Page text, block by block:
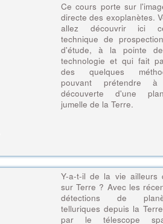
Ce cours porte sur
directe des exoplanètes.
allez découvrir ici
technique de
d'étude, à la pointe
technologie et qui fait
des quelques
pouvant prétendre
découverte d'une
jumelle de la Terre.
Y-a-t-il de la vie ailleurs
sur Terre ? Avec les
détections de
telluriques depuis la
par le télescope